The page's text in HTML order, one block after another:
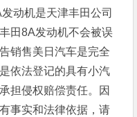
动机是天津丰田公司
田8A发动机不会被误
销售美日汽车是完全
依法登记的具有小汽
担侵权赔偿责任。因
事实和法律依据，请